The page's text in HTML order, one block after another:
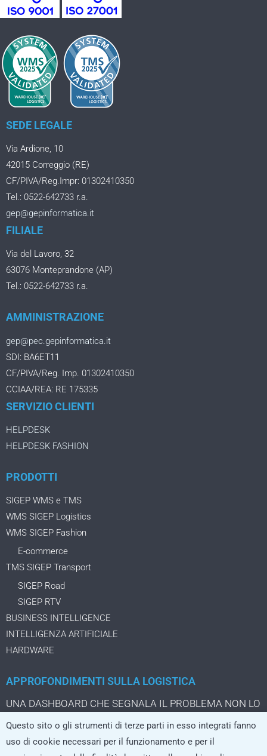
SEDE LEGALE
Via Ardione, 10
42015 Correggio (RE)
CF/PIVA/Reg.Impr: 01302410350
Tel.: 0522-642733 r.a.
gep@gepinformatica.it
FILIALE
Via del Lavoro, 32
63076 Monteprandone (AP)
Tel.: 0522-642733 r.a.
AMMINISTRAZIONE
gep@pec.gepinformatica.it
SDI: BA6ET11
CF/PIVA/Reg. Imp. 01302410350
CCIAA/REA: RE 175335
SERVIZIO CLIENTI
HELPDESK
HELPDESK FASHION
PRODOTTI
SIGEP WMS e TMS
WMS SIGEP Logistics
WMS SIGEP Fashion
E-commerce
TMS SIGEP Transport
SIGEP Road
SIGEP RTV
BUSINESS INTELLIGENCE
INTELLIGENZA ARTIFICIALE
HARDWARE
APPROFONDIMENTI SULLA LOGISTICA
UNA DASHBOARD CHE SEGNALA IL PROBLEMA NON LO
IL PACCO DA TRE EURO CHE CAMBIA LA LOGISTICA
DELL’ECOMMERCE
Questo sito o gli strumenti di terze parti in esso integrati fanno
uso di cookie necessari per il funzionamento e per il